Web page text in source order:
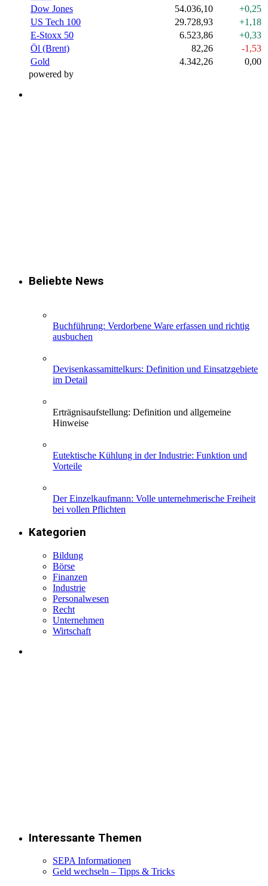
Dow Jones
54.036,10
+0,25
US Tech 100
29.728,93
+1,18
E-Stoxx 50
6.523,86
+0,33
Öl (Brent)
82,26
-1,53
Gold
4.342,26
0,00
powered by
Beliebte News
Buchführung: Verdorbene Ware erfassen und richtig
ausbuchen
Devisenkassamittelkurs: Definition und Einsatzgebiete
im Detail
Erträgnisaufstellung: Definition und allgemeine
Hinweise
Eutektische Kühlung in der Industrie: Funktion und
Vorteile
Der Einzelkaufmann: Volle unternehmerische Freiheit
bei vollen Pflichten
Kategorien
Bildung
Börse
Finanzen
Industrie
Personalwesen
Recht
Unternehmen
Wirtschaft
Interessante Themen
SEPA Informationen
Geld wechseln – Tipps & Tricks